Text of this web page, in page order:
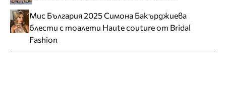
Мис България 2025 Симона Бакърджиева
блести с тоалети Haute couture от Bridal
Fashion